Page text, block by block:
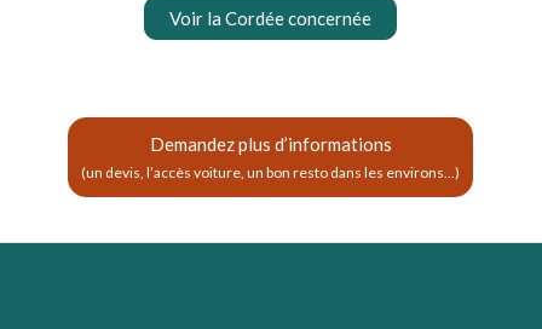
Voir la Cordée concernée
Demandez plus d’informations
(un devis, l’accès voiture, un bon resto dans les environs...)